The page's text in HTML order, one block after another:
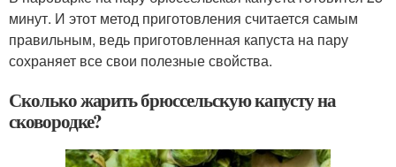
минут. И этот метод приготовления считается самым
правильным, ведь приготовленная капуста на пару
сохраняет все свои полезные свойства.
Сколько жарить брюссельскую капусту на
сковородке?